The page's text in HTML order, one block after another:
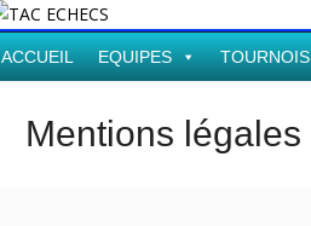
ACCUEIL EQUIPES TOURNOIS
Mentions légales